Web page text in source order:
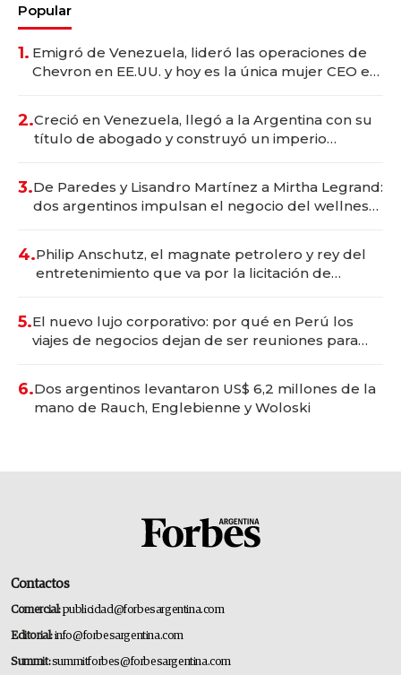
Popular
1. Emigró de Venezuela, lideró las operaciones de
Chevron en EE.UU. y hoy es la única mujer CEO en
2.Creció en Venezuela, llegó a la Argentina con su
título de abogado y construyó un imperio
3.De Paredes y Lisandro Martínez a Mirtha Legrand:
dos argentinos impulsan el negocio del wellness
4.Philip Anschutz, el magnate petrolero y rey del
entretenimiento que va por la licitación de
5.El nuevo lujo corporativo: por qué en Perú los
viajes de negocios dejan de ser reuniones para
6.Dos argentinos levantaron US$ 6,2 millones de la
mano de Rauch, Englebienne y Woloski
Contactos
Comercial:publicidad@forbesargentina.com
Editorial:info@forbesargentina.com
Summit:summitforbes@forbesargentina.com